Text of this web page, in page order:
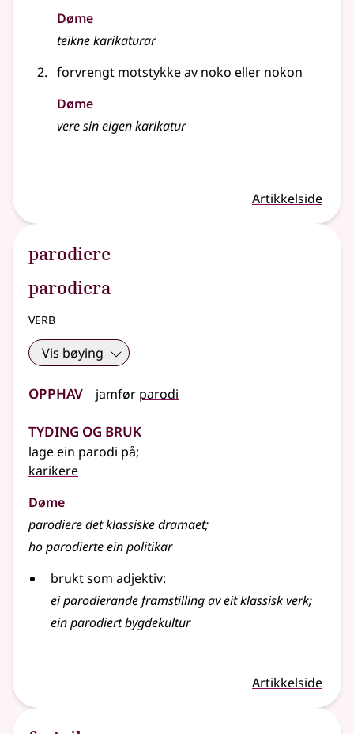
Døme
teikne karikaturar
forvrengt motstykke av noko eller nokon
Døme
vere sin eigen karikatur
Artikkelside
parodiere
parodiera
verb
Vis bøying
Opphav jamfør parodi
Tyding og bruk
lage ein parodi på;
karikere
Døme
parodiere det klassiske dramaet;
ho parodierte ein politikar
brukt som adjektiv:
ei parodierande framstilling av eit klassisk verk;
ein parodiert bygdekultur
Artikkelside